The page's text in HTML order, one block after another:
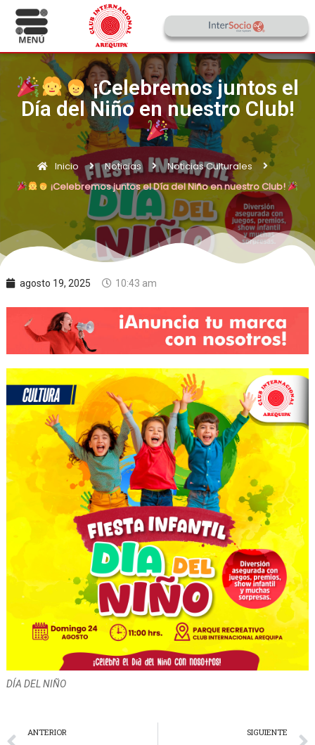
¡Celebremos juntos el
Día del Niño en nuestro Club!
Inicio Noticias
Noticias Culturales
¡Celebremos juntos el Día del Niño en nuestro Club!
agosto 19, 2025 10:43 am
DÍA DEL NIÑO
ANTERIOR SIGUIENTE